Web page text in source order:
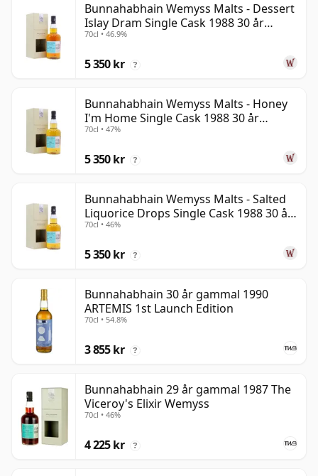
Bunnahabhain Wemyss Malts - Dessert
Islay Dram Single Cask 1988 30 år
gammal
70cl • 46.9%
5 350 kr ?
Bunnahabhain Wemyss Malts - Honey
I'm Home Single Cask 1988 30 år
gammal
70cl • 47%
5 350 kr ?
Bunnahabhain Wemyss Malts - Salted
Liquorice Drops Single Cask 1988 30 år
gammal
70cl • 46%
5 350 kr ?
Bunnahabhain 30 år gammal 1990
ARTEMIS 1st Launch Edition
70cl • 54.8%
3 855 kr ?
Bunnahabhain 29 år gammal 1987 The
Viceroy's Elixir Wemyss
70cl • 46%
4 225 kr ?